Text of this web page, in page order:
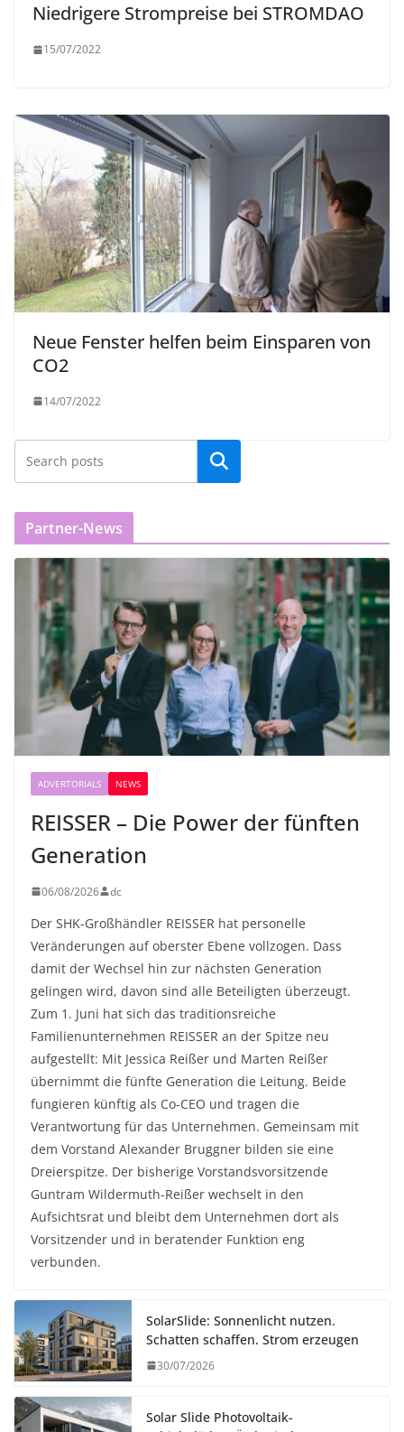
Niedrigere Strompreise bei STROMDAO
15/07/2022
Neue Fenster helfen beim Einsparen von
CO2
14/07/2022
Partner-News
ADVERTORIALS NEWS
REISSER – Die Power der fünften
Generation
06/08/2026 dc
Der SHK-Großhändler REISSER hat personelle
Veränderungen auf oberster Ebene vollzogen. Dass
damit der Wechsel hin zur nächsten Generation
gelingen wird, davon sind alle Beteiligten überzeugt.
Zum 1. Juni hat sich das traditionsreiche
Familienunternehmen REISSER an der Spitze neu
aufgestellt: Mit Jessica Reißer und Marten Reißer
übernimmt die fünfte Generation die Leitung. Beide
fungieren künftig als Co-CEO und tragen die
Verantwortung für das Unternehmen. Gemeinsam mit
dem Vorstand Alexander Bruggner bilden sie eine
Dreierspitze. Der bisherige Vorstandsvorsitzende
Guntram Wildermuth-Reißer wechselt in den
Aufsichtsrat und bleibt dem Unternehmen dort als
Vorsitzender und in beratender Funktion eng
verbunden.
SolarSlide: Sonnenlicht nutzen.
Schatten schaffen. Strom erzeugen
30/07/2026
Solar Slide Photovoltaik-